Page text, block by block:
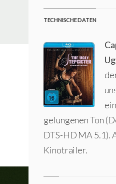
TECHNISCHE DATEN
gelungenen Ton
DTS-HD MA 5.1).
Kinotrailer.